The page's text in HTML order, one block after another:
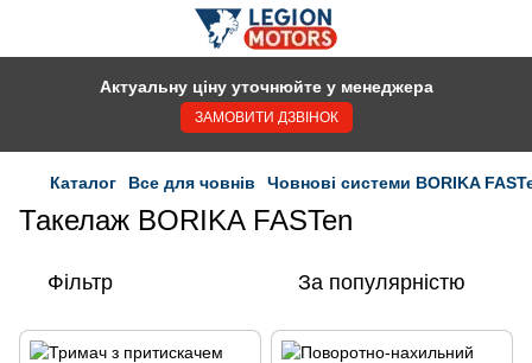
Актуальну ціну уточнюйте у менеджера
ЗАМОВИТИ ДЗВІНОК
Каталог Все для човнів Човнові системи BORIKA
Такелаж BORIKA FASTen
Фільтр За популярністю